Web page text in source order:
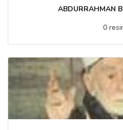
ABDURRAHMAN
0